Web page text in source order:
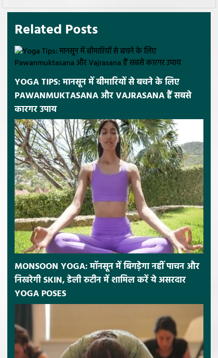
Related Posts
YOGA TIPS: मानसून में बीमारियों से बचने के लिए
PAWANMUKTASANA और VAJRASANA हैं सबसे
कारगर उपाय
MONSOON YOGA: मॉनसून में बिगड़ेगा नहीं पाचन और
निखरेगी SKIN, डेली रुटीन में शामिल करें ये असरदार
YOGA POSES